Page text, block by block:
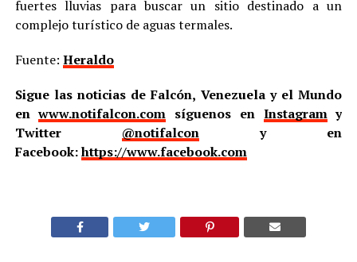
fuertes lluvias para buscar un sitio destinado a un
complejo turístico de aguas termales.
Fuente: Heraldo
Sigue las noticias de Falcón, Venezuela y el Mundo
enwww.notifalcon.com síguenos en Instagramy
Twitter @notifalcony en
Facebook:https://www.facebook.com